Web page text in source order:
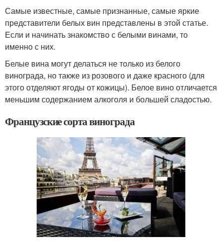
Самые известные, самые признанные, самые яркие
представители белых вин представлены в этой статье.
Если и начинать знакомство с белыми винами, то
именно с них.
Белые вина могут делаться не только из белого
винограда, но также из розового и даже красного (для
этого отделяют ягоды от кожицы). Белое вино отличается
меньшим содержанием алкоголя и большей сладостью.
Французские сорта винограда